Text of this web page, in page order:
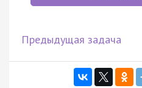
Предыдущая задача